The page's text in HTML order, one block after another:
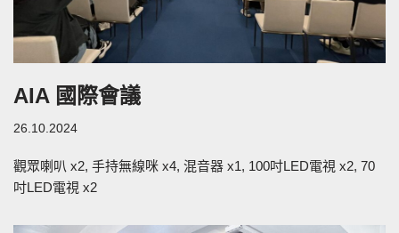
AIA 國際會議
26.10.2024
觀眾喇叭 x2, 手持無線咪 x4, 混音器 x1, 100吋LED電視 x2, 70
吋LED電視 x2